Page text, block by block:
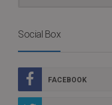
Social Box
FACEBOOK